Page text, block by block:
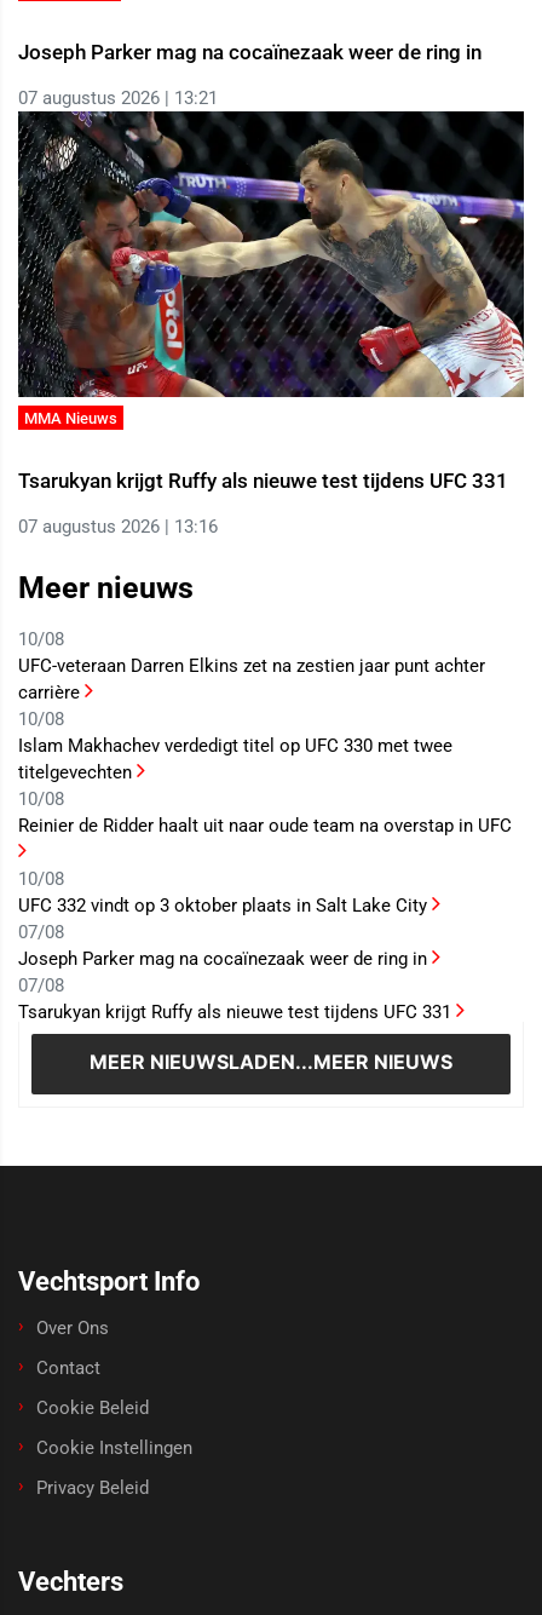
Joseph Parker mag na cocaïnezaak weer de ring in
07 augustus 2026 | 13:21
MMA Nieuws
Tsarukyan krijgt Ruffy als nieuwe test tijdens UFC 331
07 augustus 2026 | 13:16
Meer nieuws
10/08
UFC-veteraan Darren Elkins zet na zestien jaar punt achter
carrière
10/08
Islam Makhachev verdedigt titel op UFC 330 met twee
titelgevechten
10/08
Reinier de Ridder haalt uit naar oude team na overstap in UFC
10/08
UFC 332 vindt op 3 oktober plaats in Salt Lake City
07/08
Joseph Parker mag na cocaïnezaak weer de ring in
07/08
Tsarukyan krijgt Ruffy als nieuwe test tijdens UFC 331
MEER NIEUWSLADEN...MEER NIEUWS
Vechtsport Info
Over Ons
Contact
Cookie Beleid
Cookie Instellingen
Privacy Beleid
Vechters